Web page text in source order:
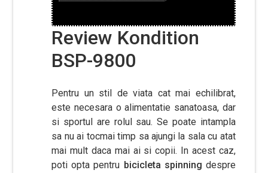
Review Kondition
BSP-9800
Pentru un stil de viata cat mai echilibrat,
este necesara o alimentatie sanatoasa, dar
si sportul are rolul sau. Se poate intampla
sa nu ai tocmai timp sa ajungi la sala cu atat
mai mult daca mai ai si copii. In acest caz,
poti opta pentru bicicleta spinning despre